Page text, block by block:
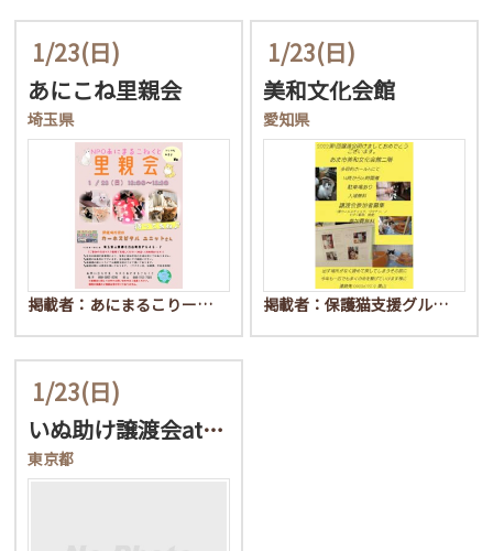
1/23(日)
あにこね里親会
埼玉県
掲載者：あにまるこりー…
1/23(日)
美和文化会館
愛知県
掲載者：保護猫支援グル…
1/23(日)
いぬ助け譲渡会at墨田区…
東京都